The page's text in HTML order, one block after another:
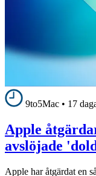
9to5Mac • 17
Apple
avslöjade
Apple har åtgärdat en